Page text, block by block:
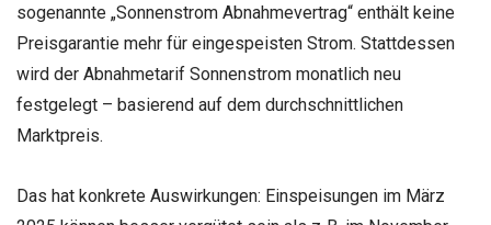
sogenannte „Sonnenstrom Abnahmevertrag“ enthält keine
Preisgarantie mehr für eingespeisten Strom. Stattdessen
wird der Abnahmetarif Sonnenstrom monatlich neu
festgelegt – basierend auf dem durchschnittlichen
Marktpreis.
Das hat konkrete Auswirkungen: Einspeisungen im März